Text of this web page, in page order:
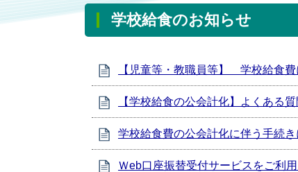
学校給食のお知らせ
【児童等・教職員等】 学校給食費
【学校給食の公会計化】よくある質
学校給食費の公会計化に伴う手続き
Ｗeb口座振替受付サービスをご利